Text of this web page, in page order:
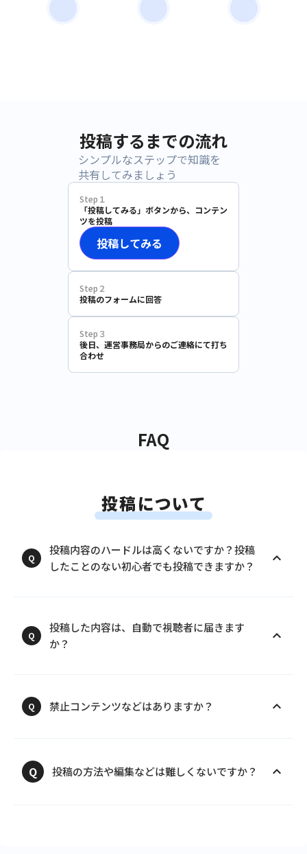
投稿するまでの流れ
シンプルなステップで知識を
共有してみましょう
Step１
「投稿してみる」ボタンから、コンテン
ツを投稿
投稿してみる
Step２
投稿のフォームに回答
Step３
後日、運営事務局からのご連絡にて打ち
合わせ
FAQ
投稿について
Q
投稿内容のハードルは高くないですか？投稿
したことのない初心者でも投稿できますか？
keyboard_arrow_up
した資料を活用してください。
Q
投稿した内容は、自動で視聴者に届きます
か？
keyboard_arrow_up
A
後、プラットフォーム上で公開され、他のユー
Q 禁止コンテンツなどはありますか？ keyboard_arrow_up
謗中傷、わいせつ、不正行為など）を禁止コン
Q 投稿の方法や編集などは難しくないですか？ keyboard_arrow_up